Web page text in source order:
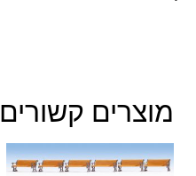
מוצרים קשורים